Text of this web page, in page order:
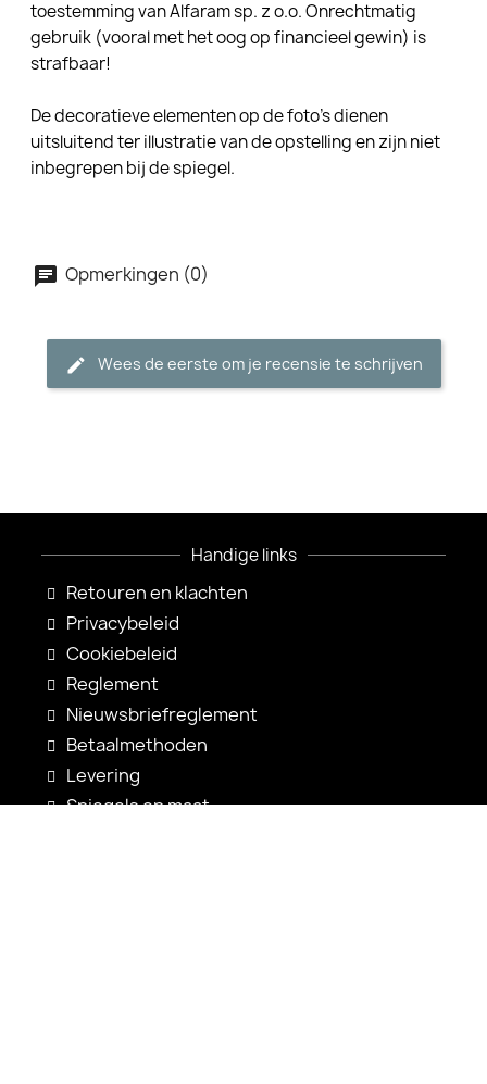
toestemming van Alfaram sp. z o.o. Onrechtmatig
gebruik (vooral met het oog op financieel gewin) is
strafbaar!
De decoratieve elementen op de foto's dienen
uitsluitend ter illustratie van de opstelling en zijn niet
inbegrepen bij de spiegel.
Opmerkingen (0)
Wees de eerste om je recensie te schrijven
Handige links
Retouren en klachten
Privacybeleid
Cookiebeleid
Reglement
Nieuwsbriefreglement
Betaalmethoden
Levering
Spiegels op maat